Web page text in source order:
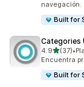
navegación.
Built for
Categories
4.9de 5(37)
37 reseñas
•
Encuentra
Built for